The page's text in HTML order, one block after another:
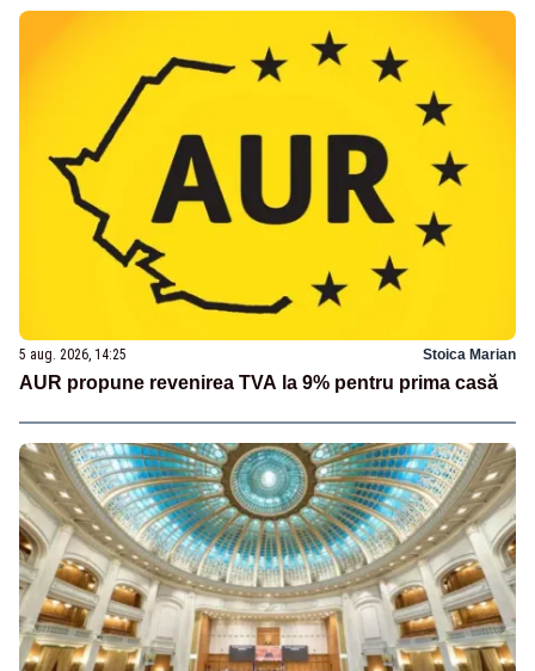
5 aug. 2026, 14:25 Stoica Marian
AUR propune revenirea TVA la 9% pentru prima casă